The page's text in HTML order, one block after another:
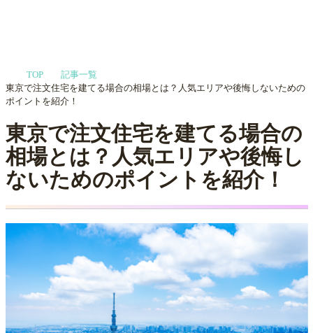
TOP
記事一覧
東京で注文住宅を建てる場合の相場とは？人気エリアや後悔しないための
ポイントを紹介！
東京で注文住宅を建てる場合の
相場とは？人気エリアや後悔し
ないためのポイントを紹介！